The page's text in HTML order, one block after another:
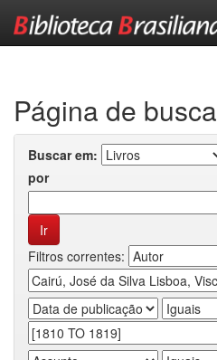
Página de busca
Buscar em:
por
Filtros correntes: